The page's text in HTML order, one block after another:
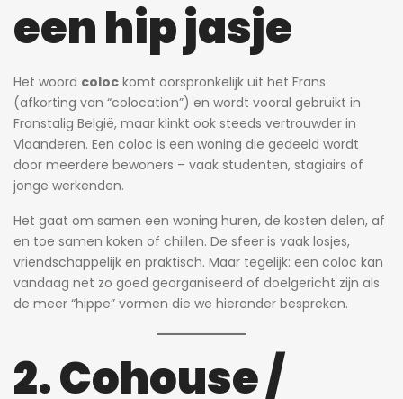
een hip jasje
Het woord coloc komt oorspronkelijk uit het Frans
(afkorting van “colocation”) en wordt vooral gebruikt in
Franstalig België, maar klinkt ook steeds vertrouwder in
Vlaanderen. Een coloc is een woning die gedeeld wordt
door meerdere bewoners – vaak studenten, stagiairs of
jonge werkenden.
Het gaat om samen een woning huren, de kosten delen, af
en toe samen koken of chillen. De sfeer is vaak losjes,
vriendschappelijk en praktisch. Maar tegelijk: een coloc kan
vandaag net zo goed georganiseerd of doelgericht zijn als
de meer “hippe” vormen die we hieronder bespreken.
2. Cohouse /